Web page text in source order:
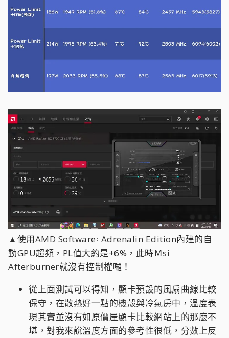
▲使用AMD Software꞉ Adrenalin Edition內建的自
動GPU超頻，PL值大約是+6%，此時Ｍsi
Afterburner就沒有控制權囉！
從上面測試可以得知，顯卡預設的風扇曲線比較
保守，在散熱好一點的機殼與冷氣房中，溫度表
現其實並沒有如原價屋顯卡比較網站上的那麼不
堪，對我來說溫度方面的參考性很低，分數上反